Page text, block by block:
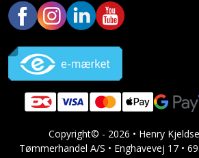
Skruetrækker
Skruetvinge
Slibeartikler
Smøring
rustopløser
Linjelaser
Luftværktøj
Måleinstrumenter
Malersprøjte
Personlig
pleje
Plantekasser
Postkasse
Postkassestander
Copyright© - 2026 • Henry
Tømmerhandel A/S • Enghavevej 17 •